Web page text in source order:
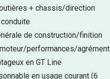
+ chassis/direction
de construction/finition
performances/agrément
en GT Line
en usage courant (6